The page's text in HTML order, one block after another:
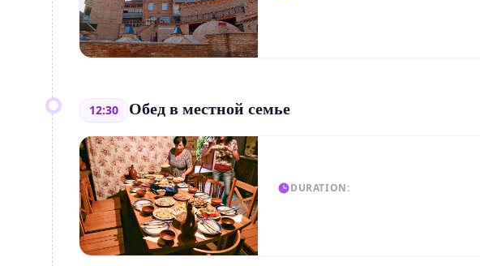
12:30 Обед в местной семье
DURATION: